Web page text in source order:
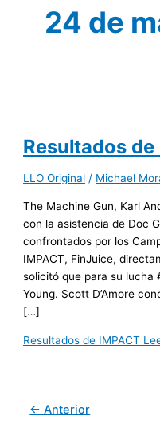
24 de
Resultados de
LLO Original / Michael
The Machine Gun, Karl
con la asistencia de Doc
confrontados por los
IMPACT, FinJuice,
solicitó que para su lucha
Young. Scott D’Amore
[…]
Resultados de IMPACT
← Anterior